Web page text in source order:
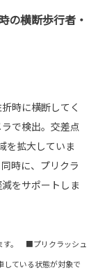
の横断歩行者・
時に横断してく
で検出。交差点
を拡大していま
時に、プリクラ
をサポートしま
す。 ■プリクラッシュ
ている状態が対象で